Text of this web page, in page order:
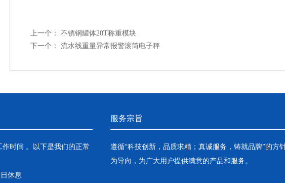
上一个：
不锈钢罐体20T称重模块
下一个：
流水线重量异常报警滚筒电子秤
时间 。以下是我们的正常
休息
服务宗旨
遵循“科技创新，品质求精；真诚服务，铸就品牌”的方
为导向，为广大用户提供满意的产品和服务。